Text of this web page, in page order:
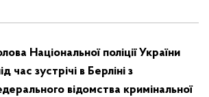
Національної поліції України
час зустрічі в Берліні з
відомства кримінальної